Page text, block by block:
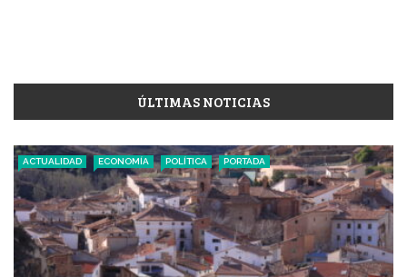
ÚLTIMAS NOTICIAS
ACTUALIDAD ECONOMÍA POLÍTICA PORTADA